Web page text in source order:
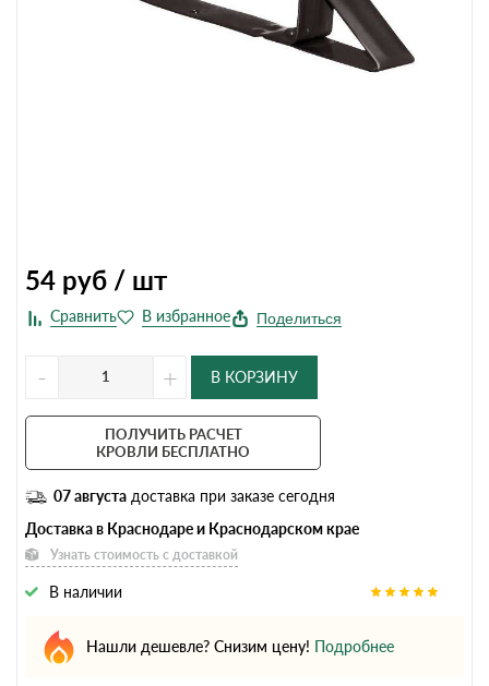
54 руб / шт
Поделиться
- + В КОРЗИНУ
ПОЛУЧИТЬ РАСЧЕТ
КРОВЛИ БЕСПЛАТНО
07 августа доставка при заказе сегодня
Доставка в Краснодаре и Краснодарском крае
Узнать стоимость с доставкой
В наличии
Нашли дешевле? Снизим цену! Подробнее